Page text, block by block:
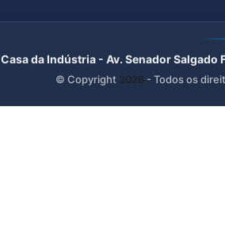
Casa da Indústria - Av. Senador
© Copyright 2026 - Todos os